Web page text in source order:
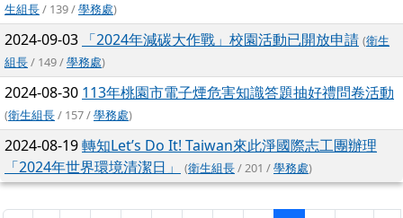
生組長/ 139 /學務處)
2024-09-03 「2024年減碳大作戰」校園活動已開放申請 (衛生
組長/ 149 /學務處)
2024-08-30 113年桃園市電子煙危害知識答題抽好禮問卷活動
(衛生組長/ 157 /學務處)
2024-08-19轉知Let’s Do It! Taiwan來此淨國際志工團辦理
「2024年世界環境清潔日」
(衛生組長/ 201 /學務處)